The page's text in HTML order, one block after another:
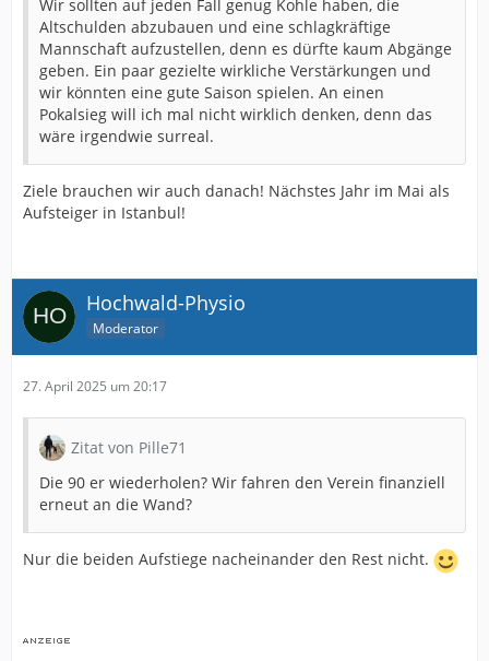
Wir sollten auf jeden Fall genug Kohle haben, die
Altschulden abzubauen und eine schlagkräftige
Mannschaft aufzustellen, denn es dürfte kaum Abgänge
geben. Ein paar gezielte wirkliche Verstärkungen und
wir könnten eine gute Saison spielen. An einen
Pokalsieg will ich mal nicht wirklich denken, denn das
wäre irgendwie surreal.
Ziele brauchen wir auch danach! Nächstes Jahr im Mai als
Aufsteiger in Istanbul!
Hochwald-Physio
Moderator
27. April 2025 um 20:17
Zitat von Pille71
Die 90 er wiederholen? Wir fahren den Verein finanziell
erneut an die Wand?
Nur die beiden Aufstiege nacheinander den Rest nicht.